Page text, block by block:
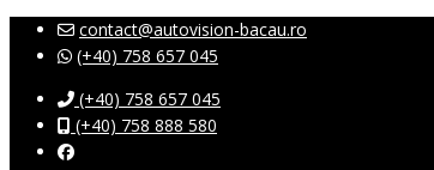
contact@autovision-bacau.ro
(+40) 758 657 045
(+40) 758 657 045
(+40) 758 888 580